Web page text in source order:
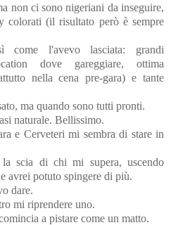
non ci sono nigeriani da inseguire,
colorati (il risultato però è sempre
come l'avevo lasciata: grandi
dove gareggiare, ottima
nella cena pre-gara) e tante
ma quando sono tutti pronti.
naturale. Bellissimo.
e Cerveteri mi sembra di stare in
scia di chi mi supera, uscendo
avrei potuto spingere di più.
dare.
mi riprendere uno.
a pistare come un matto.